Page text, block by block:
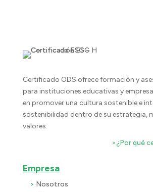
Certificado ODS ofrece formación y
para instituciones educativas y
en promover una cultura sostenible e
sostenibilidad dentro de su estrategia,
valores.
>¿Por qué
Empresa
> Nosotros